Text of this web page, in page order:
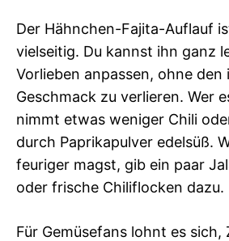
Der Hähnchen-Fajita-Auflauf
vielseitig. Du kannst ihn ganz
Vorlieben anpassen, ohne den
Geschmack zu verlieren. Wer
nimmt etwas weniger Chili
durch Paprikapulver edelsüß.
feuriger magst, gib ein paar
oder frische Chiliflocken dazu.
Für Gemüsefans lohnt es sich,